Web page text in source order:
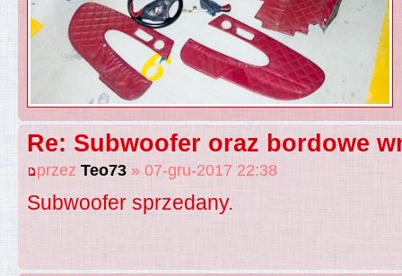
Re: Subwoofer oraz bordowe
przez Teo73 » 07-gru-2017 22:38
Subwoofer sprzedany.